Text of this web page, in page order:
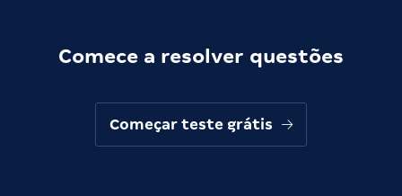
Comece a resolver questões
Começar teste grátis